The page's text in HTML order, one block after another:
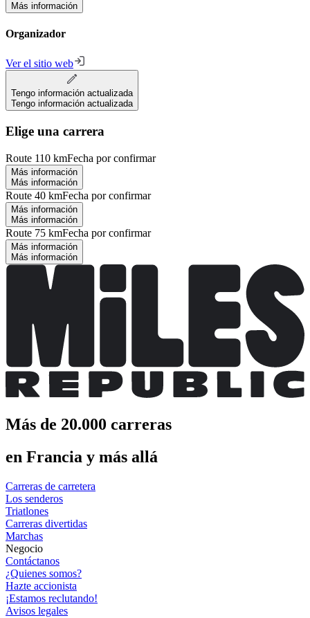
Más información
Organizador
Ver el sitio web
Tengo información actualizada
Tengo información actualizada
Elige una carrera
Route 110 kmFecha por confirmar
Más información
Más información
Route 40 kmFecha por confirmar
Más información
Más información
Route 75 kmFecha por confirmar
Más información
Más información
Más de 20.000 carreras
en Francia y más allá
Carreras de carretera
Los senderos
Triatlones
Carreras divertidas
Marchas
Negocio
Contáctanos
¿Quienes somos?
Hazte accionista
¡Estamos reclutando!
Avisos legales